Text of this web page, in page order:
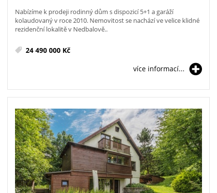
Nabízíme k prodeji rodinný dům s dispozicí 5+1 a garáží
kolaudovaný v roce 2010. Nemovitost se nachází ve velice klidné
rezidenční lokalitě v Nedbalově..
24 490 000 Kč
více informací...